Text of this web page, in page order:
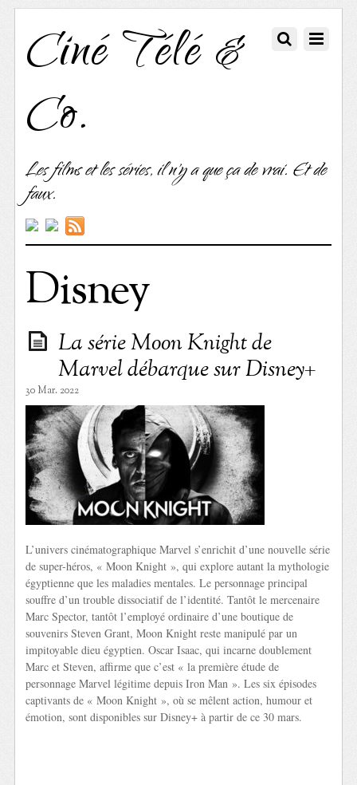
Ciné Télé &
Co.
Les films et les séries, il n'y a que ça de vrai. Et de
faux.
Disney
La série Moon Knight de
Marvel débarque sur Disney+
30 Mar. 2022
L’univers cinématographique Marvel s’enrichit d’une nouvelle série
de super-héros, « Moon Knight », qui explore autant la mythologie
égyptienne que les maladies mentales. Le personnage principal
souffre d’un trouble dissociatif de l’identité. Tantôt le mercenaire
Marc Spector, tantôt l’employé ordinaire d’une boutique de
souvenirs Steven Grant, Moon Knight reste manipulé par un
impitoyable dieu égyptien. Oscar Isaac, qui incarne doublement
Marc et Steven, affirme que c’est « la première étude de
personnage Marvel légitime depuis Iron Man ». Les six épisodes
captivants de « Moon Knight », où se mêlent action, humour et
émotion, sont disponibles sur Disney+ à partir de ce 30 mars.